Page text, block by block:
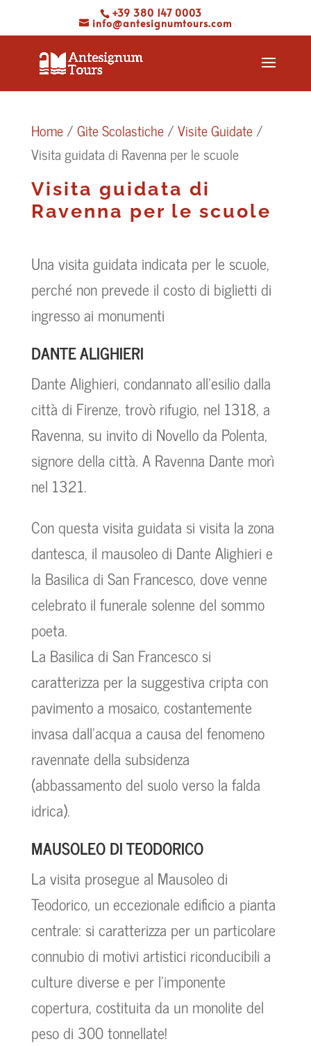
+39 380 147 0003
info@antesignumtours.com
Home/Gite Scolastiche/Visite Guidate/
Visita guidata di Ravenna per le scuole
Visita guidata di
Ravenna per le scuole
Una visita guidata indicata per le scuole,
perché non prevede il costo di biglietti di
ingresso ai monumenti
DANTE ALIGHIERI
Dante Alighieri, condannato all'esilio dalla
città di Firenze, trovò rifugio, nel 1318, a
Ravenna, su invito di Novello da Polenta,
signore della città. A Ravenna Dante morì
nel 1321.
Con questa visita guidata si visita la zona
dantesca, il mausoleo di Dante Alighieri e
la Basilica di San Francesco, dove venne
celebrato il funerale solenne del sommo
poeta.
La Basilica di San Francesco si
caratterizza per la suggestiva cripta con
pavimento a mosaico, costantemente
invasa dall’acqua a causa del fenomeno
ravennate della subsidenza
(abbassamento del suolo verso la falda
idrica).
MAUSOLEO DI TEODORICO
La visita prosegue al Mausoleo di
Teodorico, un eccezionale edificio a pianta
centrale: si caratterizza per un particolare
connubio di motivi artistici riconducibili a
culture diverse e per l’imponente
copertura, costituita da un monolite del
peso di 300 tonnellate!